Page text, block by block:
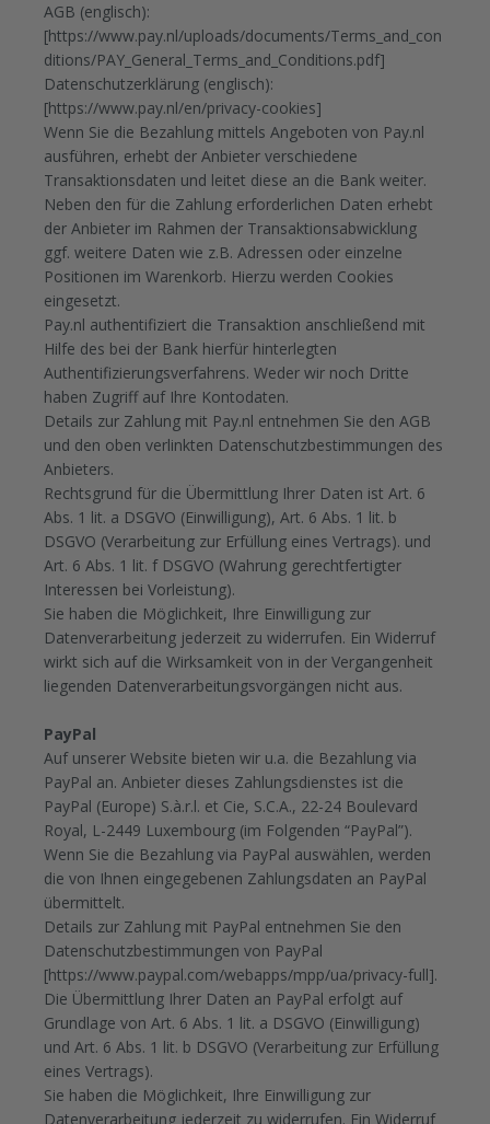
AGB (englisch):
[https://www.pay.nl/uploads/documents/Terms_and_con
ditions/PAY_General_Terms_and_Conditions.pdf]
Datenschutzerklärung (englisch):
[https://www.pay.nl/en/privacy-cookies]
Wenn Sie die Bezahlung mittels Angeboten von Pay.nl
ausführen, erhebt der Anbieter verschiedene
Transaktionsdaten und leitet diese an die Bank weiter.
Neben den für die Zahlung erforderlichen Daten erhebt
der Anbieter im Rahmen der Transaktionsabwicklung
ggf. weitere Daten wie z.B. Adressen oder einzelne
Positionen im Warenkorb. Hierzu werden Cookies
eingesetzt.
Pay.nl authentifiziert die Transaktion anschließend mit
Hilfe des bei der Bank hierfür hinterlegten
Authentifizierungsverfahrens. Weder wir noch Dritte
haben Zugriff auf Ihre Kontodaten.
Details zur Zahlung mit Pay.nl entnehmen Sie den AGB
und den oben verlinkten Datenschutzbestimmungen des
Anbieters.
Rechtsgrund für die Übermittlung Ihrer Daten ist Art. 6
Abs. 1 lit. a DSGVO (Einwilligung), Art. 6 Abs. 1 lit. b
DSGVO (Verarbeitung zur Erfüllung eines Vertrags). und
Art. 6 Abs. 1 lit. f DSGVO (Wahrung gerechtfertigter
Interessen bei Vorleistung).
Sie haben die Möglichkeit, Ihre Einwilligung zur
Datenverarbeitung jederzeit zu widerrufen. Ein Widerruf
wirkt sich auf die Wirksamkeit von in der Vergangenheit
liegenden Datenverarbeitungsvorgängen nicht aus.
PayPal
Auf unserer Website bieten wir u.a. die Bezahlung via
PayPal an. Anbieter dieses Zahlungsdienstes ist die
PayPal (Europe) S.à.r.l. et Cie, S.C.A., 22-24 Boulevard
Royal, L-2449 Luxembourg (im Folgenden “PayPal”).
Wenn Sie die Bezahlung via PayPal auswählen, werden
die von Ihnen eingegebenen Zahlungsdaten an PayPal
übermittelt.
Details zur Zahlung mit PayPal entnehmen Sie den
Datenschutzbestimmungen von PayPal
[https://www.paypal.com/webapps/mpp/ua/privacy-full].
Die Übermittlung Ihrer Daten an PayPal erfolgt auf
Grundlage von Art. 6 Abs. 1 lit. a DSGVO (Einwilligung)
und Art. 6 Abs. 1 lit. b DSGVO (Verarbeitung zur Erfüllung
eines Vertrags).
Sie haben die Möglichkeit, Ihre Einwilligung zur
Datenverarbeitung jederzeit zu widerrufen. Ein Widerruf